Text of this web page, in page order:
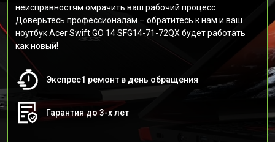
неисправностям омрачить ваш рабочий процесс.
Доверьтесь профессионалам – обратитесь к нам и ваш
ноутбук Acer Swift GO 14 SFG14-71-72QX будет работать
как новый!
Экспрес1 ремонт в день обращения
Гарантия до 3-х лет